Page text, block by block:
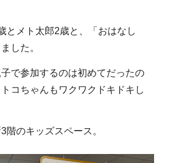
とメト太郎2歳と、「おはなし
した。
で参加するのは初めてだったの
コちゃんもワクワクドキドキし
階のキッズスペース。